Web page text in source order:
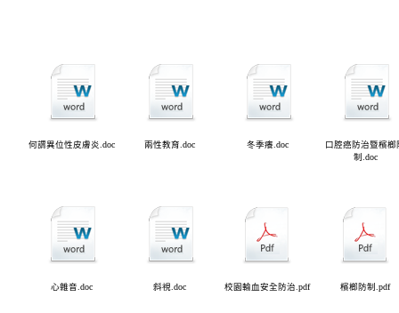
何謂異位性皮膚炎.doc 兩性教育.doc 冬季癢.doc
口腔癌防治暨檳榔
制.doc
心雜音.doc 斜視.doc 校園輸血安全防治.pdf 檳榔防制.pdf